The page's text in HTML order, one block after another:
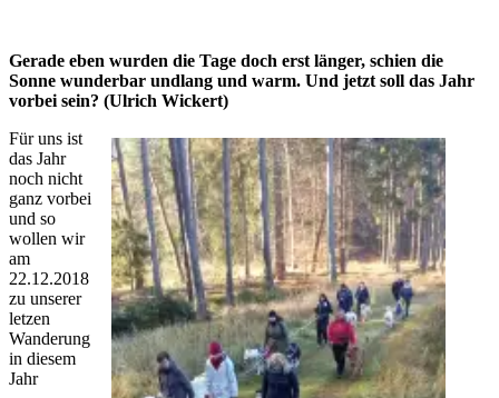
Gerade eben wurden die Tage doch erst länger, schien die
Sonne wunderbar undlang und warm. Und jetzt soll das Jahr
vorbei sein? (Ulrich Wickert)
Für uns ist
das Jahr
noch nicht
ganz vorbei
und so
wollen wir
am
22.12.2018
zu unserer
letzen
Wanderung
in diesem
Jahr